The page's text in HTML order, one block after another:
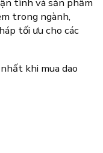
tình và sản phẩm
trong ngành,
tối ưu cho các
khi mua dao